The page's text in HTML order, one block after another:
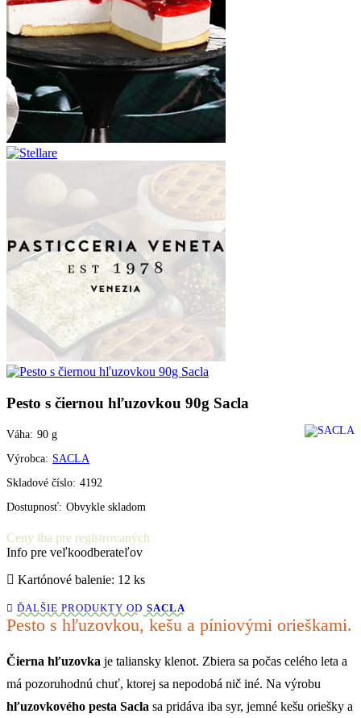
Pesto s čiernou hľuzovkou 90g Sacla
Váha: 90 g
Výrobca: SACLA
Skladové číslo: 4192
Dostupnosť: Obvykle skladom
Ceny iba pre registrovaných
Info pre veľkoodberateľov
Kartónové balenie: 12 ks
ĎALŠIE PRODUKTY OD SACLA
Pesto s hľuzovkou, kešu a píniovými orieškami.
Čierna hľuzovka je taliansky klenot. Zbiera sa počas celého leta a
má pozoruhodnú chuť, ktorej sa nepodobá nič iné. Na výrobu
hľuzovkového pesta Sacla sa pridáva iba syr, jemné kešu oriešky a